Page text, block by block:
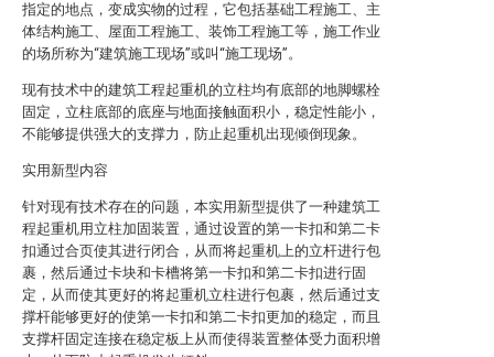
指定的地点，变成实物的过程，它包括基础工程施工、主
体结构施工、屋面工程施工、装饰工程施工等，施工作业
的场所称为“建筑施工现场”或叫“施工现场”。
现有技术中的建筑工程起重机的立柱均有底部的地脚螺栓
固定，立柱底部的底座与地面接触面积小，稳定性能小，
不能够提供强大的支撑力，防止起重机出现倾倒现象。
实用新型内容
针对现有技术存在的问题，本实用新型提供了一种建筑工
程起重机用立柱加固装置，通过设置的第一卡扣和第二卡
扣通过合页使其进行闭合，从而将起重机上的立杆进行包
裹，然后通过卡块和卡槽将第一卡扣和第二卡扣进行固
定，从而使其更好的将起重机立柱进行包裹，然后通过支
撑杆能够更好的使第一卡扣和第二卡扣更加的稳定，而且
支撑杆固定连接在稳定板上从而使得装置整体受力面积增